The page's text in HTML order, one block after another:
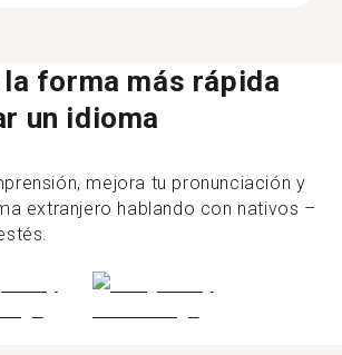
forma más rápida
un idioma
mejora tu pronunciación y
extranjero hablando con nativos –